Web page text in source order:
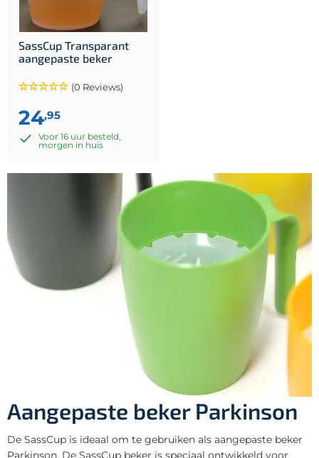
SassCup Transparant
aangepaste beker
(0 Reviews)
24,95
Voor 16 uur besteld,
morgen in huis
Aangepaste beker Parkinson
De SassCup is ideaal om te gebruiken als aangepaste beker
Parkinson. De SassCup beker is speciaal ontwikkeld voor